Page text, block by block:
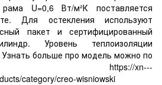
U=0,6 Вт/м²К поставляется
Для остекления используют
пакет и сертифицированный
Уровень теплоизоляции
Узнать больше про модель можно по
https://xn---
category/creo-wisniowski